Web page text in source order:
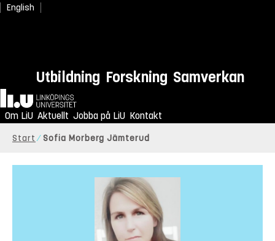
English
Utbildning Forskning Samverkan
Hem
Om LiU Aktuellt Jobba på LiU Kontakt
Start Sofia Morberg Jämterud